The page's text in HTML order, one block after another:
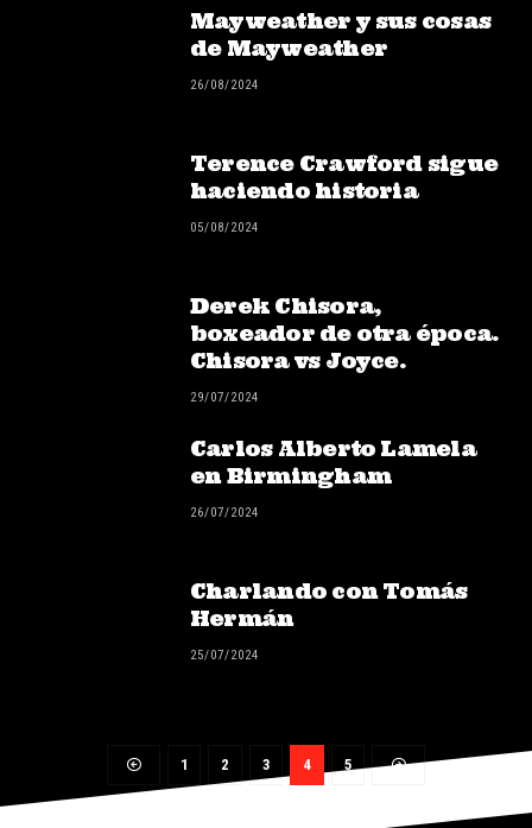
Mayweather y sus cosas
de Mayweather
26/08/2024
Terence Crawford sigue
haciendo historia
05/08/2024
Derek Chisora,
boxeador de otra época.
Chisora vs Joyce.
29/07/2024
Carlos Alberto Lamela
en Birmingham
26/07/2024
Charlando con Tomás
Hermán
25/07/2024
1 2 3 4 5